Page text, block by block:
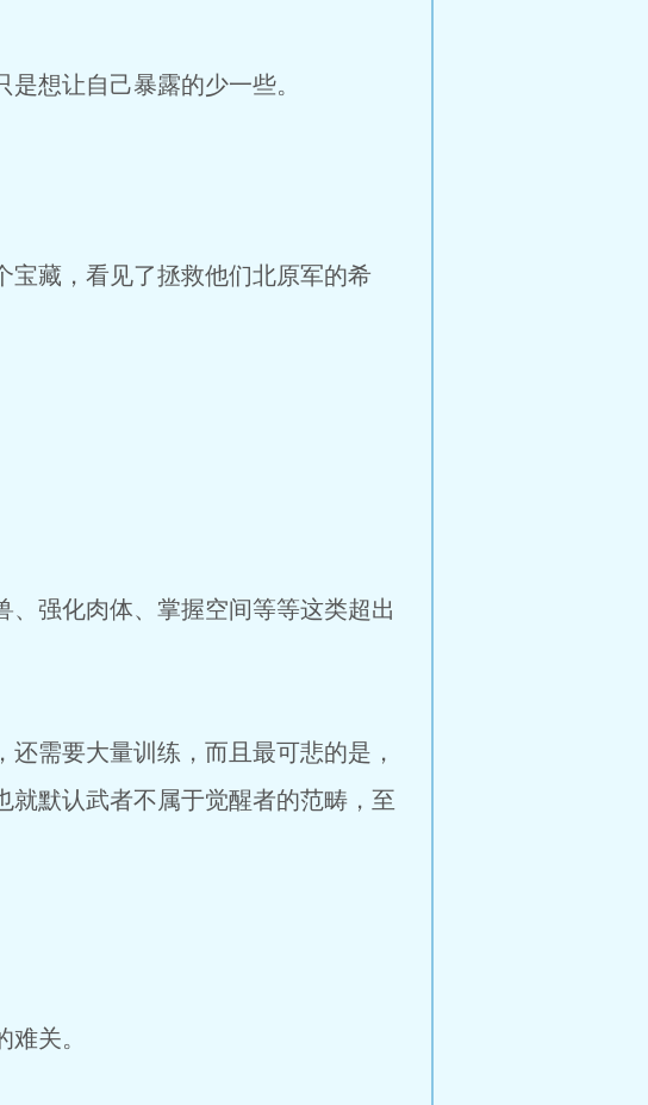
想让自己暴露的少一些。
宝藏，看见了拯救他们北原军的希
强化肉体、掌握空间等等这类超出
需要大量训练，而且最可悲的是，
默认武者不属于觉醒者的范畴，至
关。